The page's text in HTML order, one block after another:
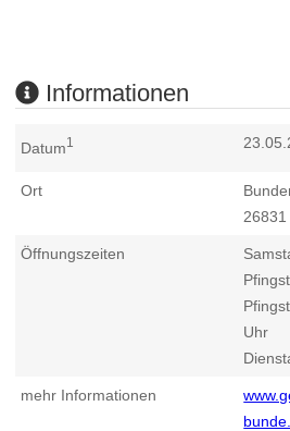
Informationen
Datum1
Ort
26831
Öffnungszeiten
Uhr
mehr Informationen